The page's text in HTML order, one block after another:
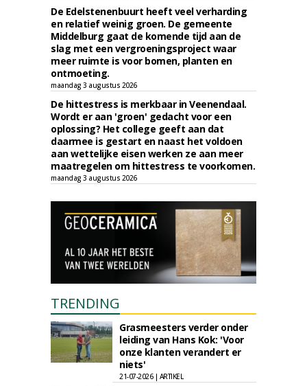
De Edelstenenbuurt heeft veel verharding
en relatief weinig groen. De gemeente
Middelburg gaat de komende tijd aan de
slag met een vergroeningsproject waar
meer ruimte is voor bomen, planten en
ontmoeting.
maandag 3 augustus 2026
De hittestress is merkbaar in Veenendaal.
Wordt er aan 'groen' gedacht voor een
oplossing? Het college geeft aan dat
daarmee is gestart en naast het voldoen
aan wettelijke eisen werken ze aan meer
maatregelen om hittestress te voorkomen.
maandag 3 augustus 2026
TRENDING
Grasmeesters verder onder
leiding van Hans Kok: 'Voor
onze klanten verandert er
niets'
21-07-2026 | ARTIKEL